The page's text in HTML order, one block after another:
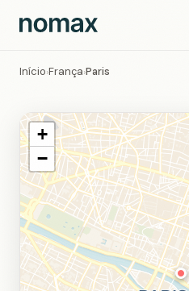
Início›França›Paris
+
−